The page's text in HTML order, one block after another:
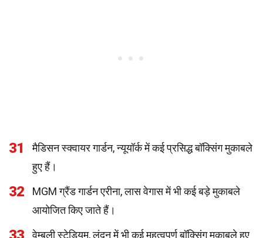
31
मैडिसन स्क्वायर गार्डन, न्यूयॉर्क में कई प्रसिद्ध बॉक्सिंग मुकाबले
हुए हैं।
32
MGM ग्रैंड गार्डन एरीना, लास वेगास में भी कई बड़े मुकाबले
आयोजित किए जाते हैं।
वेम्बली स्टेडियम, लंदन में भी कई महत्वपूर्ण बॉक्सिंग मुकाबले हुए